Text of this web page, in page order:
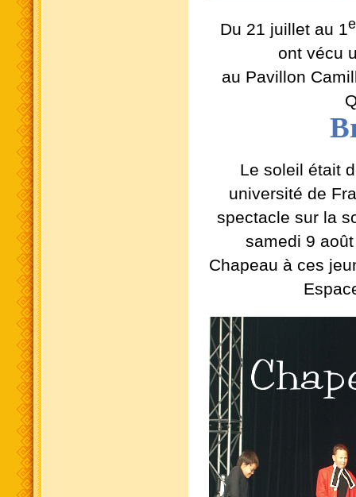
Du 21 juillet au 1
ont vécu
au Pavillon
Le soleil était
université de
spectacle sur la
samedi 9
Chapeau à ces